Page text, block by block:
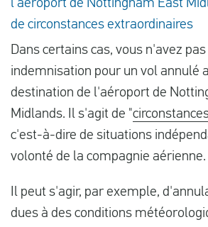
l'aéroport de Nottingham East
de circonstances extraordinaires
Dans certains cas, vous n'avez
indemnisation pour un vol annulé
destination de l'aéroport de
Midlands. Il s'agit de "
c'est-à-dire de situations
volonté de la compagnie aérienne.
Il peut s'agir, par exemple,
dues à des conditions